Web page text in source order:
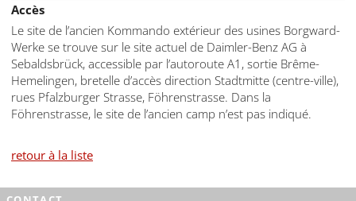
Accès
Le site de l’ancien Kommando extérieur des usines Borgward-
Werke se trouve sur le site actuel de Daimler-Benz AG à
Sebaldsbrück, accessible par l’autoroute A1, sortie Brême-
Hemelingen, bretelle d’accès direction Stadtmitte (centre-ville),
rues Pfalzburger Strasse, Föhrenstrasse. Dans la
Föhrenstrasse, le site de l’ancien camp n’est pas indiqué.
retour à la liste